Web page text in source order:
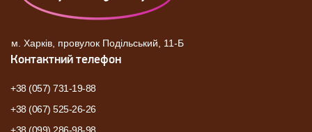
м. Харків, провулок Подільський, 11-Б
Контактний телефон
+38 (057) 731-19-88
+38 (067) 525-26-26